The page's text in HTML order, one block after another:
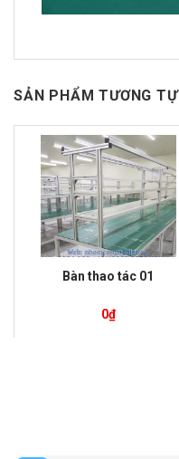
SẢN PHẨM TƯƠNG TỰ
Bàn thao tác 01
0₫